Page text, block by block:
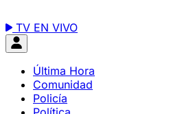
TV EN VIVO
Última Hora
Comunidad
Policía